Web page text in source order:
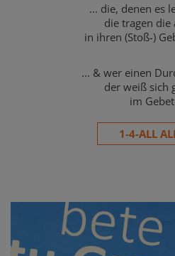
... die, denen es
die tragen die
in ihren (Stoß-)
... & wer einen
der weiß sich
im
1-4-ALL